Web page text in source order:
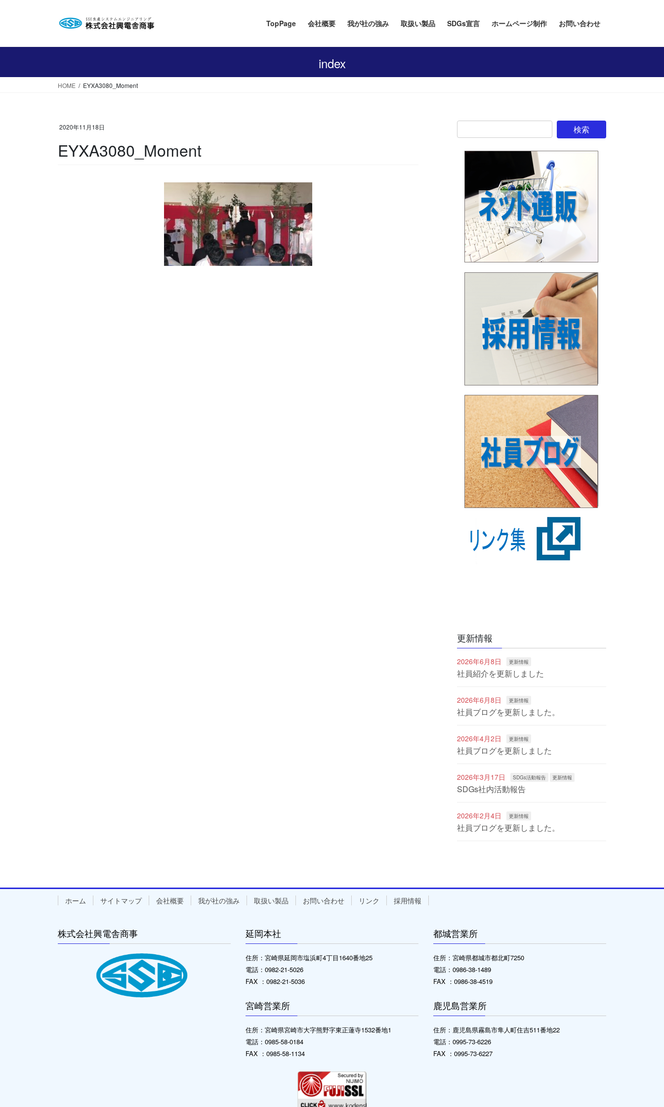
ス
ン
TopPage 会社概要 我が社の強み 取扱い製品 SDGs宣言 ホームページ制作 お問い合わせ
index
HOME EYXA3080_Moment
2020年11月18日
EYXA3080_Moment
更新情報
2026年6月8日 更新情報
社員紹介を更新しました
2026年6月8日 更新情報
社員ブログを更新しました。
2026年4月2日 更新情報
社員ブログを更新しました
2026年3月17日 SDGs活動報告 更新情報
SDGs社内活動報告
2026年2月4日 更新情報
社員ブログを更新しました。
ホーム サイトマップ 会社概要 我が社の強み 取扱い製品 お問い合わせ リンク 採用情報
株式会社興電舎商事 延岡本社
住所：宮崎県延岡市塩浜町4丁目1640番地25
電話：0982-21-5026
FAX ：0982-21-5036
宮崎営業所
住所：宮崎県宮崎市大字熊野字東正蓮寺1532番地1
電話：0985-58-0184
FAX ：0985-58-1134
都城営業所
住所：宮崎県都城市都北町7250
電話：0986-38-1489
FAX ：0986-38-4519
鹿児島営業所
住所：鹿児島県霧島市隼人町住吉511番地22
電話：0995-73-6226
FAX ：0995-73-6227